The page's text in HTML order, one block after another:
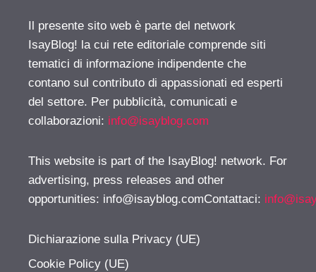
Il presente sito web è parte del network
IsayBlog! la cui rete editoriale comprende siti
tematici di informazione indipendente che
contano sul contributo di appassionati ed esperti
del settore. Per pubblicità, comunicati e
collaborazioni: info@isayblog.com
This website is part of the IsayBlog! network. For
advertising, press releases and other
opportunities: info@isayblog.comContattaci:
Dichiarazione sulla Privacy (UE)
Cookie Policy (UE)